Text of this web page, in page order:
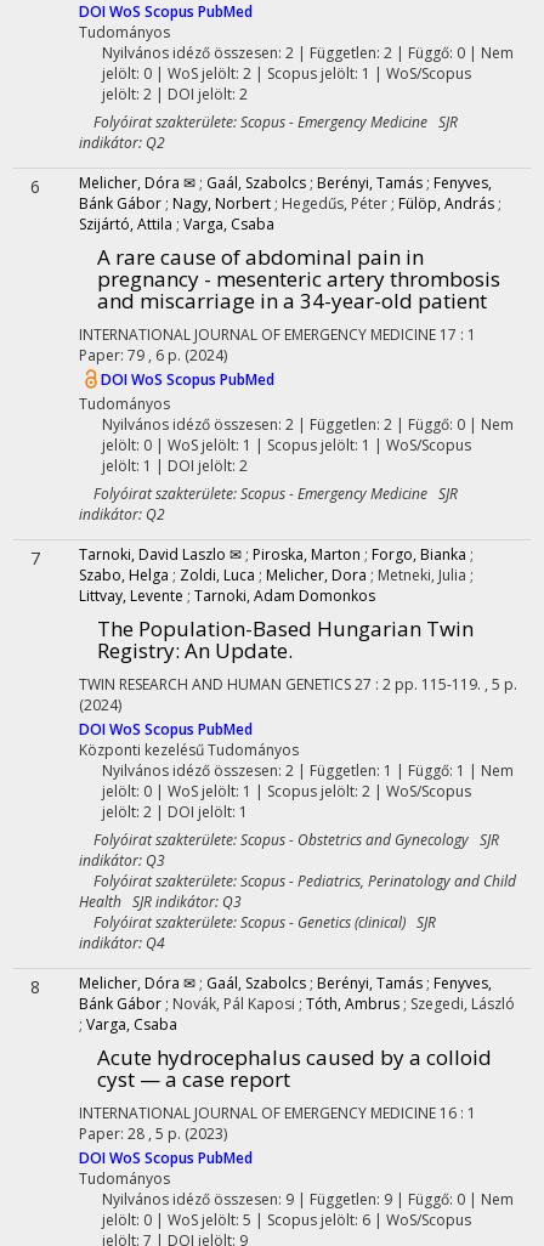
DOIWoS Scopus PubMed
Tudományos
Nyilvános idéző összesen: 2| Független: 2 | Függő: 0 | Nem
jelölt: 0 | WoS jelölt: 2 | Scopus jelölt: 1 | WoS/Scopus
jelölt: 2 | DOI jelölt: 2
Folyóirat szakterülete: Scopus - Emergency Medicine SJR
indikátor: Q2
6 Melicher, Dóra ✉ ; Gaál, Szabolcs ; Berényi, Tamás ; Fenyves,
Bánk Gábor ; Nagy, Norbert ; Hegedűs, Péter ; Fülöp, András ;
Szijártó, Attila ; Varga, Csaba
A rare cause of abdominal pain in
pregnancy - mesenteric artery thrombosis
and miscarriage in a 34-year-old patient
INTERNATIONAL JOURNAL OF EMERGENCY MEDICINE 17 : 1
Paper: 79 , 6 p. (2024)
DOIWoS Scopus PubMed
Tudományos
Nyilvános idéző összesen: 2| Független: 2 | Függő: 0 | Nem
jelölt: 0 | WoS jelölt: 1 | Scopus jelölt: 1 | WoS/Scopus
jelölt: 1 | DOI jelölt: 2
Folyóirat szakterülete: Scopus - Emergency Medicine SJR
indikátor: Q2
7 Tarnoki, David Laszlo ✉ ; Piroska, Marton ; Forgo, Bianka ;
Szabo, Helga ; Zoldi, Luca ; Melicher, Dora ; Metneki, Julia ;
Littvay, Levente ; Tarnoki, Adam Domonkos
The Population-Based Hungarian Twin
Registry: An Update.
TWIN RESEARCH AND HUMAN GENETICS27 : 2 pp. 115-119. , 5 p.
(2024)
DOIWoS Scopus PubMed
Központi kezelésűTudományos
Nyilvános idéző összesen: 2| Független: 1 | Függő: 1 | Nem
jelölt: 0 | WoS jelölt: 1 | Scopus jelölt: 2 | WoS/Scopus
jelölt: 2 | DOI jelölt: 1
Folyóirat szakterülete: Scopus - Obstetrics and Gynecology SJR
indikátor: Q3
Folyóirat szakterülete: Scopus - Pediatrics, Perinatology and Child
Health SJR indikátor: Q3
Folyóirat szakterülete: Scopus - Genetics (clinical) SJR
indikátor: Q4
8 Melicher, Dóra ✉ ; Gaál, Szabolcs ; Berényi, Tamás ; Fenyves,
Bánk Gábor ; Novák, Pál Kaposi ; Tóth, Ambrus ; Szegedi, László
; Varga, Csaba
Acute hydrocephalus caused by a colloid
cyst — a case report
INTERNATIONAL JOURNAL OF EMERGENCY MEDICINE 16 : 1
Paper: 28 , 5 p. (2023)
DOIWoS Scopus PubMed
Tudományos
Nyilvános idéző összesen: 9| Független: 9 | Függő: 0 | Nem
jelölt: 0 | WoS jelölt: 5 | Scopus jelölt: 6 | WoS/Scopus
jelölt: 7 | DOI jelölt: 9